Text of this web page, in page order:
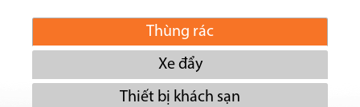
Thùng rác
Xe đẩy
Thiết bị khách sạn